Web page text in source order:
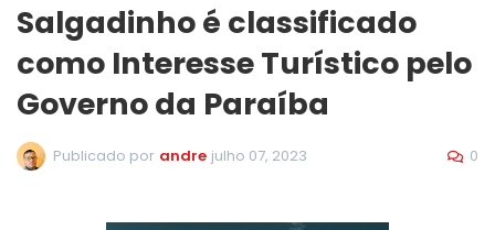
Salgadinho é classificado
como Interesse Turístico pelo
Governo da Paraíba
Publicado por andre julho 07, 2023 0